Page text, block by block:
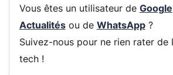
Vous êtes un utilisateur de Google
Actualitésou de WhatsApp?
Suivez-nous pour ne rien rater de
tech !